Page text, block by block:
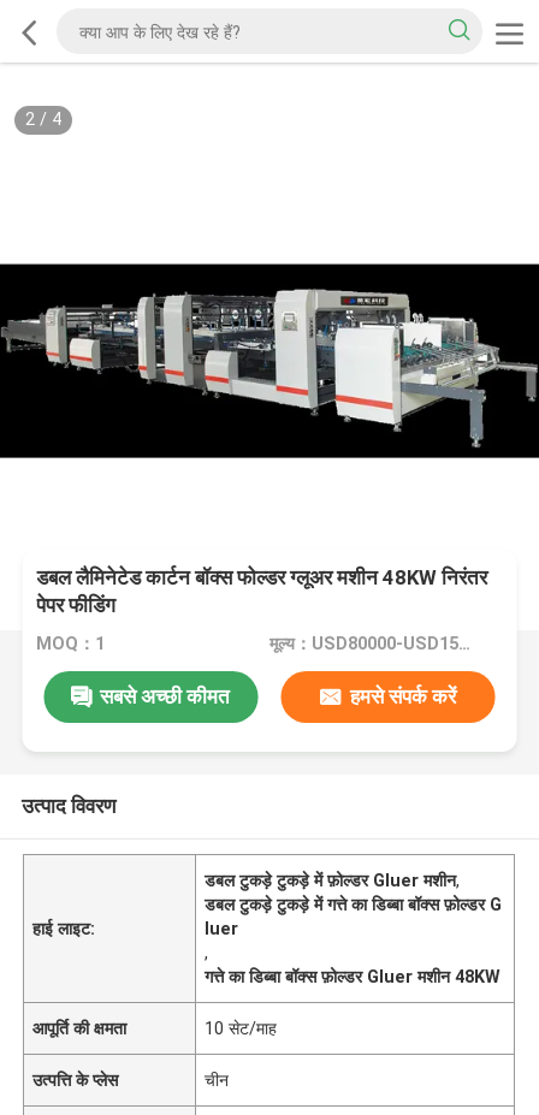
2/ 4
डबल लैमिनेटेड कार्टन बॉक्स फोल्डर ग्लूअर मशीन 48KW निरंतर
पेपर फीडिंग
MOQ：1 मूल्य：USD80000-USD150000
सबसे अच्छी कीमत हमसे संपर्क करें
उत्पाद विवरण
हाई लाइट:
डबल टुकड़े टुकड़े में फ़ोल्डर Gluer मशीन,
डबल टुकड़े टुकड़े में गत्ते का डिब्बा बॉक्स फ़ोल्डर G
luer
,
गत्ते का डिब्बा बॉक्स फ़ोल्डर Gluer मशीन 48KW
आपूर्ति की क्षमता 10 सेट/माह
उत्पत्ति के प्लेस चीन